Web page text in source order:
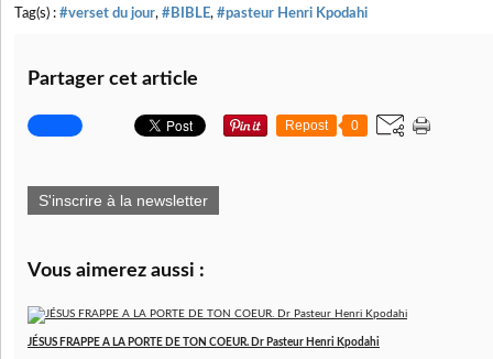
Tag(s) : #verset du jour, #BIBLE, #pasteur Henri Kpodahi
Partager cet article
Repost 0
S'inscrire à la newsletter
Vous aimerez aussi :
JÉSUS FRAPPE A LA PORTE DE TON COEUR. Dr Pasteur Henri Kpodahi